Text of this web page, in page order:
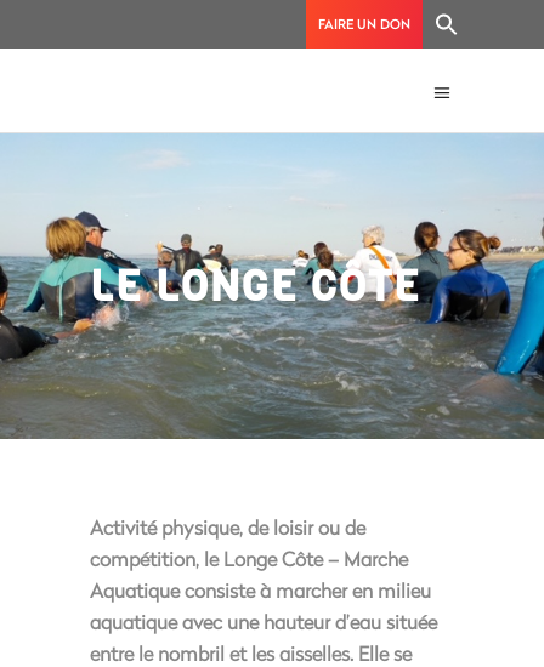
FAIRE UN DON
LE LONGE CÔTE
Activité physique, de loisir ou de
compétition, le Longe Côte – Marche
Aquatique consiste à marcher en milieu
aquatique avec une hauteur d’eau située
entre le nombril et les aisselles. Elle se